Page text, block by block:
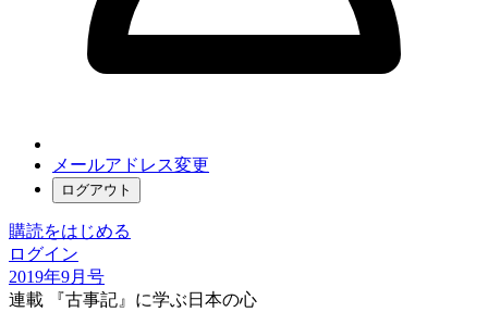
メールアドレス変更
ログアウト
購読をはじめる
ログイン
2019年9月号
連載 『古事記』に学ぶ日本の心